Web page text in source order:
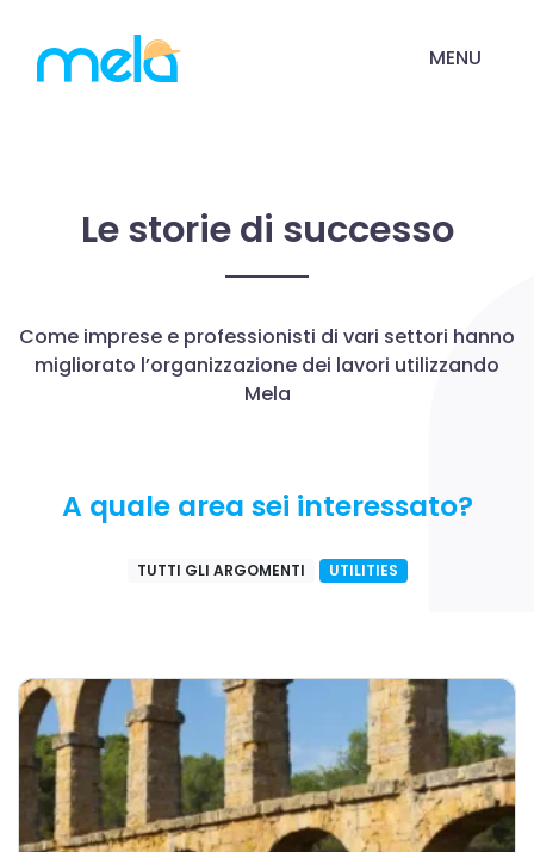
MENU
Le storie di successo
Come imprese e professionisti di vari settori hanno
migliorato l’organizzazione dei lavori utilizzando
Mela
A quale area sei interessato?
TUTTI GLI ARGOMENTI UTILITIES